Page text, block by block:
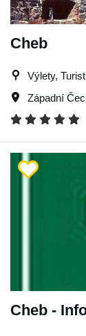
Cheb
Výlety,
Západní
Cheb -